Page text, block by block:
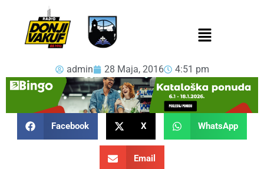
admin 28 Maja, 2016 4:51 pm
Facebook X WhatsApp
Email